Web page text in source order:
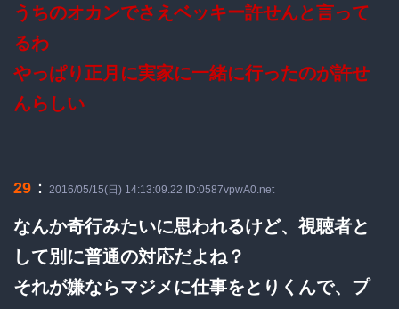
うちのオカンでさえベッキー許せんと言って
るわ
やっぱり正月に実家に一緒に行ったのが許せ
んらしい
29 ： 2016/05/15(日) 14:13:09.22 ID:0587vpwA0.net
なんか奇行みたいに思われるけど、視聴者と
して別に普通の対応だよね？
それが嫌ならマジメに仕事をとりくんで、プ